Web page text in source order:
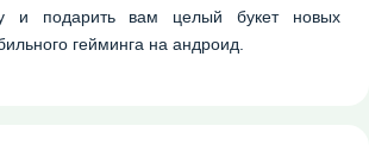
и подарить вам целый букет новых
гейминга на андроид.